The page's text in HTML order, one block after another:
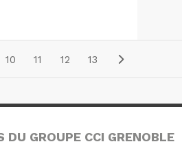
10 11 12 13
DU GROUPE CCI GRENOBLE